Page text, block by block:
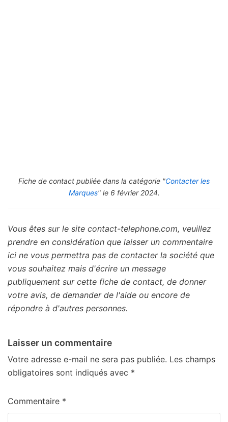
Fiche de contact publiée dans la catégorie "Contacter les
Marques" le 6 février 2024.
Vous êtes sur le site contact-telephone.com, veuillez
prendre en considération que laisser un commentaire
ici ne vous permettra pas de contacter la société que
vous souhaitez mais d'écrire un message
publiquement sur cette fiche de contact, de donner
votre avis, de demander de l'aide ou encore de
répondre à d'autres personnes.
Laisser un commentaire
Votre adresse e-mail ne sera pas publiée. Les champs
obligatoires sont indiqués avec *
Commentaire *